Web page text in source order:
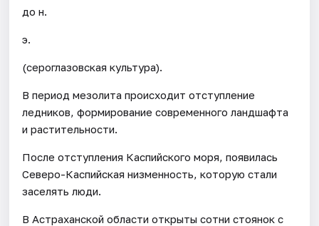
до н.
э.
(сероглазовская культура).
В период мезолита происходит отступление
ледников, формирование современного ландшафта
и растительности.
После отступления Каспийского моря, появилась
Северо-Каспийская низменность, которую стали
заселять люди.
В Астраханской области открыты сотни стоянок с